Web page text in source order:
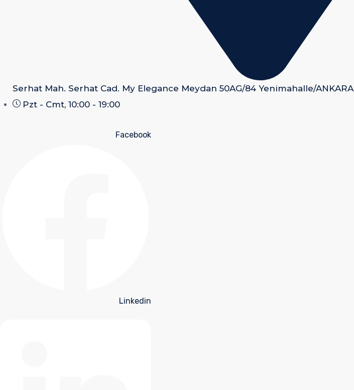
Serhat Mah. Serhat Cad. My Elegance Meydan 50AG/84 Yenimahalle/ANKARA
Pzt - Cmt, 10:00 - 19:00
Facebook
Linkedin